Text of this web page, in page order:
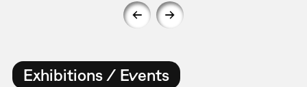
Exhibitions / Events